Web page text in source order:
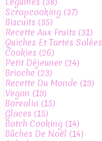
Scrapcooking (37)
Biscuits (35)
Recette Aux Fruits (31)
Quiches Et Tartes Salées
Cookies (26)
Petit Déjeuner (24)
Brioche(23)
Recette Du Monde (19)
Vegan (19)
Borealia (15)
Glaces (15)
Batch Cooking (14)
Bûches De Noël (14)